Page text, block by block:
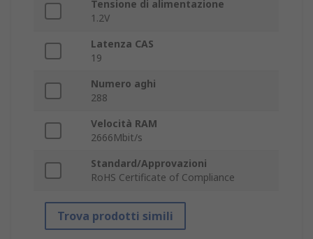
Tensione di alimentazione
1.2V
Latenza CAS
19
Numero aghi
288
Velocità RAM
2666Mbit/s
Standard/Approvazioni
RoHS Certificate of Compliance
Trova prodotti simili